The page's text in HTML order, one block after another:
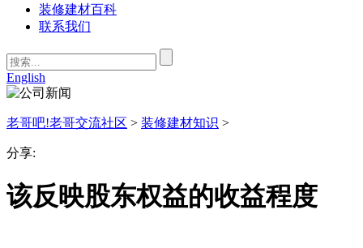
装修建材百科
联系我们
English
老哥吧!老哥交流社区 > 装修建材知识 >
分享:
该反映股东权益的收益程度